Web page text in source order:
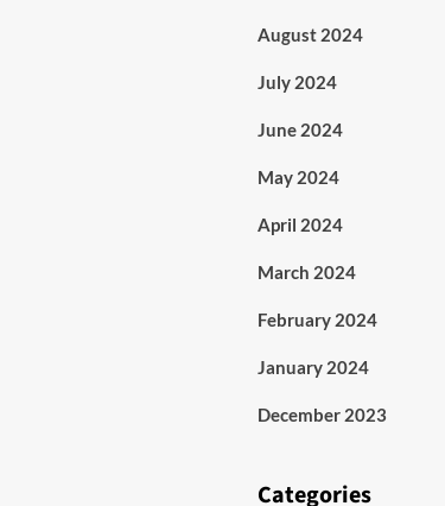
August 2024
July 2024
June 2024
May 2024
April 2024
March 2024
February 2024
January 2024
December 2023
Categories